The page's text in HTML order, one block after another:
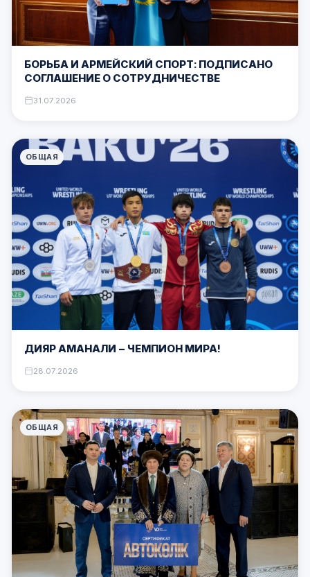
БОРЬБА И АРМЕЙСКИЙ СПОРТ: ПОДПИСАНО
СОГЛАШЕНИЕ О СОТРУДНИЧЕСТВЕ
31.07.2026
ОБЩАЯ
ДИЯР АМАНАЛИ — ЧЕМПИОН МИРА!
28.07.2026
ОБЩАЯ